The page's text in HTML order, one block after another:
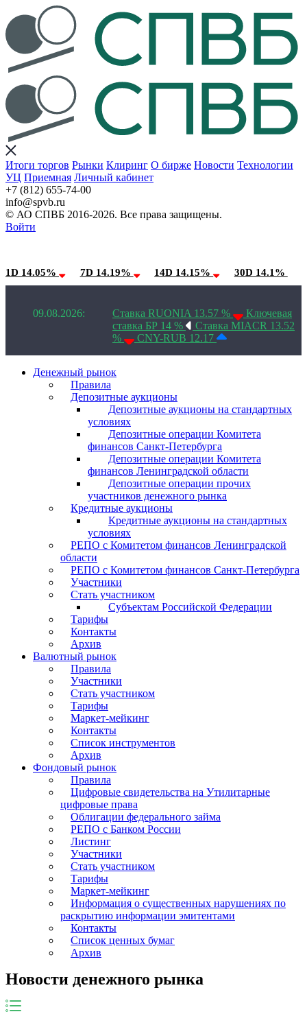
Итоги торгов Рынки Клиринг О бирже Новости Технологии
УЦ Приемная Личный кабинет
+7 (812) 655-74-00
info@spvb.ru
© АО СПВБ 2016-2026. Все права защищены.
Войти
1D 14.05% 7D 14.19% 14D 14.15% 30D 14.1%
09.08.2026: Ставка RUONIA 13.57 %
Ключевая
ставка БР 14 %
Ставка MIACR 13.52
%
CNY-RUB 12.17
Денежный рынок
Правила
Депозитные аукционы
Депозитные аукционы на стандартных
условиях
Депозитные операции Комитета
финансов Санкт-Петербурга
Депозитные операции Комитета
финансов Ленинградской области
Депозитные операции прочих
участников денежного рынка
Кредитные аукционы
Кредитные аукционы на стандартных
условиях
РЕПО с Комитетом финансов Ленинградской
области
РЕПО с Комитетом финансов Санкт-Петербурга
Участники
Стать участником
Субъектам Российской Федерации
Тарифы
Контакты
Архив
Валютный рынок
Правила
Участники
Стать участником
Тарифы
Маркет-мейкинг
Контакты
Список инструментов
Архив
Фондовый рынок
Правила
Цифровые свидетельства на Утилитарные
цифровые права
Облигации федерального займа
РЕПО с Банком России
Листинг
Участники
Стать участником
Тарифы
Маркет-мейкинг
Информация о существенных нарушениях по
раскрытию информации эмитентами
Контакты
Список ценных бумаг
Архив
Новости денежного рынка